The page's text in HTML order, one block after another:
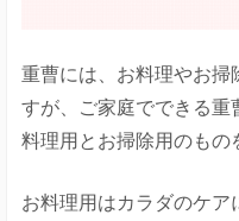
重曹には、お料理やお掃
すが、ご家庭でできる重
料理用とお掃除用のもの
お料理用はカラダのケア